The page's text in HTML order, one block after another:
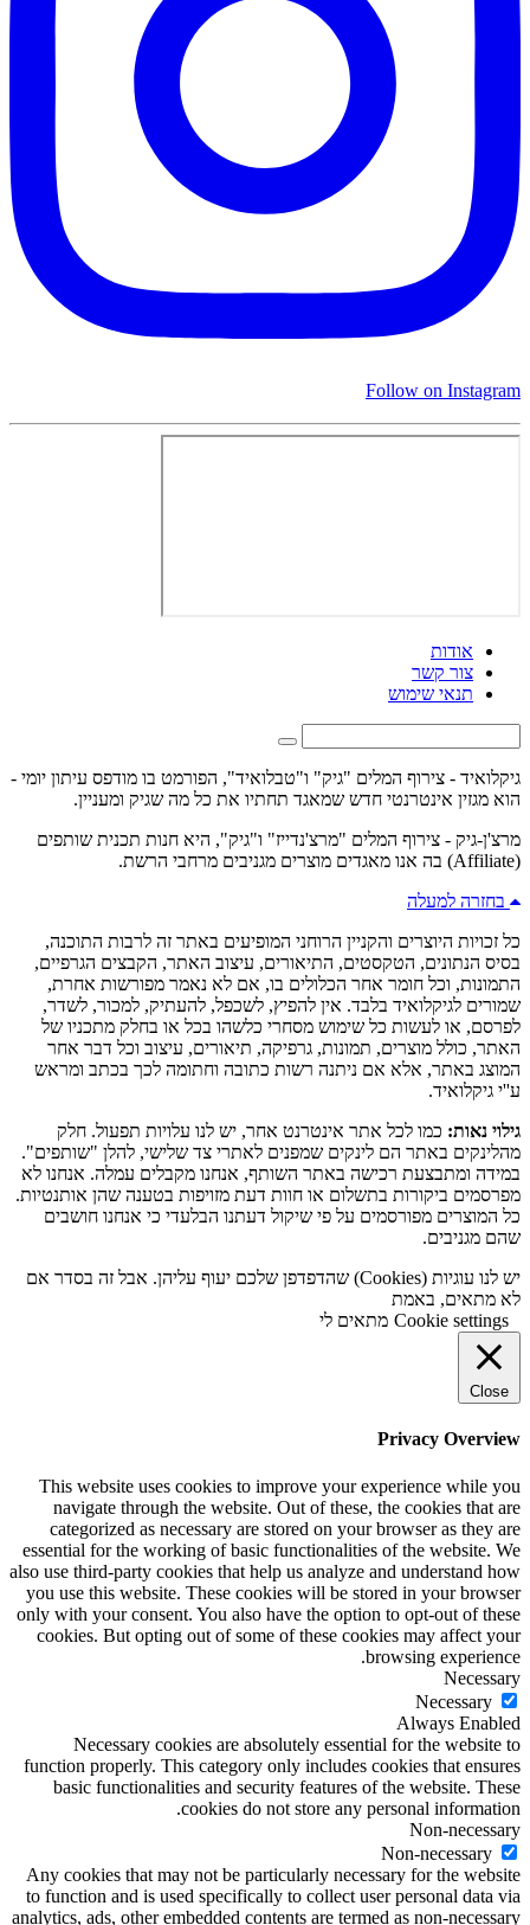
Follow on Instagram
אודות
צור קשר
תנאי שימוש
גיקלואיד - צירוף המלים "גיק" ו"טבלואיד", הפורמט בו מודפס עיתון יומי -
הוא מגזין אינטרנטי חדש שמאגד תחתיו את כל מה שגיק ומעניין.
מרצ'ן-גיק - צירוף המלים "מרצ'נדייז" ו"גיק", היא חנות תכנית שותפים
(Affiliate) בה אנו מאגדים מוצרים מגניבים מרחבי הרשת.
בחזרה למעלה
כל זכויות היוצרים והקניין הרוחני המופיעים באתר זה לרבות התוכנה,
בסיס הנתונים, הטקסטים, התיאורים, עיצוב האתר, הקבצים הגרפיים,
התמונות, וכל חומר אחר הכלולים בו, אם לא נאמר מפורשות אחרת,
שמורים לגיקלואיד בלבד. אין להפיץ, לשכפל, להעתיק, למכור, לשדר,
לפרסם, או לעשות כל שימוש מסחרי כלשהו בכל או בחלק מתכניו של
האתר, כולל מוצרים, תמונות, גרפיקה, תיאורים, עיצוב וכל דבר אחר
המוצג באתר, אלא אם ניתנה רשות כתובה וחתומה לכך בכתב ומראש
ע''י גיקלואיד.
גילוי נאות: כמו לכל אתר אינטרנט אחר, יש לנו עלויות תפעול. חלק
מהלינקים באתר הם לינקים שמפנים לאתרי צד שלישי, להלן "שותפים".
במידה ומתבצעת רכישה באתר השותף, אנחנו מקבלים עמלה. אנחנו לא
מפרסמים ביקורות בתשלום או חוות דעת מזויפות בטענה שהן אותנטיות.
כל המוצרים מפורסמים על פי שיקול דעתנו הבלעדי כי אנחנו חושבים
שהם מגניבים.
יש לנו עוגיות (Cookies) שהדפדפן שלכם יעוף עליהן. אבל זה בסדר אם
לא מתאים, באמת
Cookie settings מתאים לי
Close
Privacy Overview
This website uses cookies to improve your experience while you
navigate through the website. Out of these, the cookies that are
categorized as necessary are stored on your browser as they are
essential for the working of basic functionalities of the website. We
also use third-party cookies that help us analyze and understand how
you use this website. These cookies will be stored in your browser
only with your consent. You also have the option to opt-out of these
cookies. But opting out of some of these cookies may affect your
browsing experience.
Necessary
Necessary
Always Enabled
Necessary cookies are absolutely essential for the website to
function properly. This category only includes cookies that ensures
basic functionalities and security features of the website. These
cookies do not store any personal information.
Non-necessary
Non-necessary
Any cookies that may not be particularly necessary for the website
to function and is used specifically to collect user personal data via
analytics, ads, other embedded contents are termed as non-necessary